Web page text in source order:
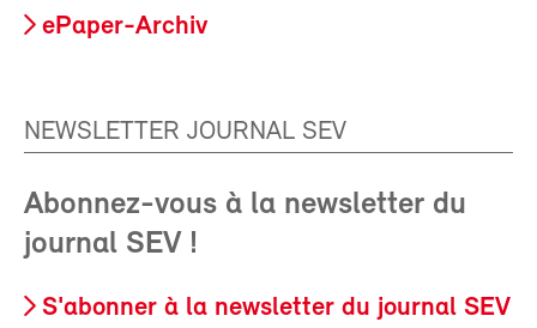
ePaper-Archiv
NEWSLETTER JOURNAL SEV
Abonnez-vous à la newsletter du
journal SEV !
S'abonner à la newsletter du journal SEV